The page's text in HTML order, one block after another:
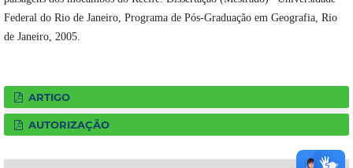
Federal do Rio de Janeiro, Programa de Pós-Graduação em Geografia, Rio
de Janeiro, 2005.
ARTIGO
AUTORIZAÇÃO